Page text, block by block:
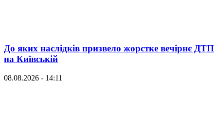
До яких наслідків призвело жорстке вечірнє ДТП
на Київській
08.08.2026 - 14:11